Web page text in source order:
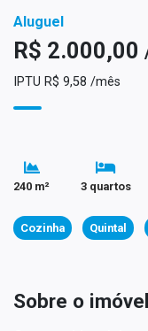
Aluguel
R$ 2.000,00
IPTU R$ 9,58 /mês
240 m² 3 quartos
Cozinha Quintal
Sobre o